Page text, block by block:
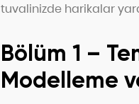
tuvalinizde harikalar
Bölüm 1 –
Modelleme